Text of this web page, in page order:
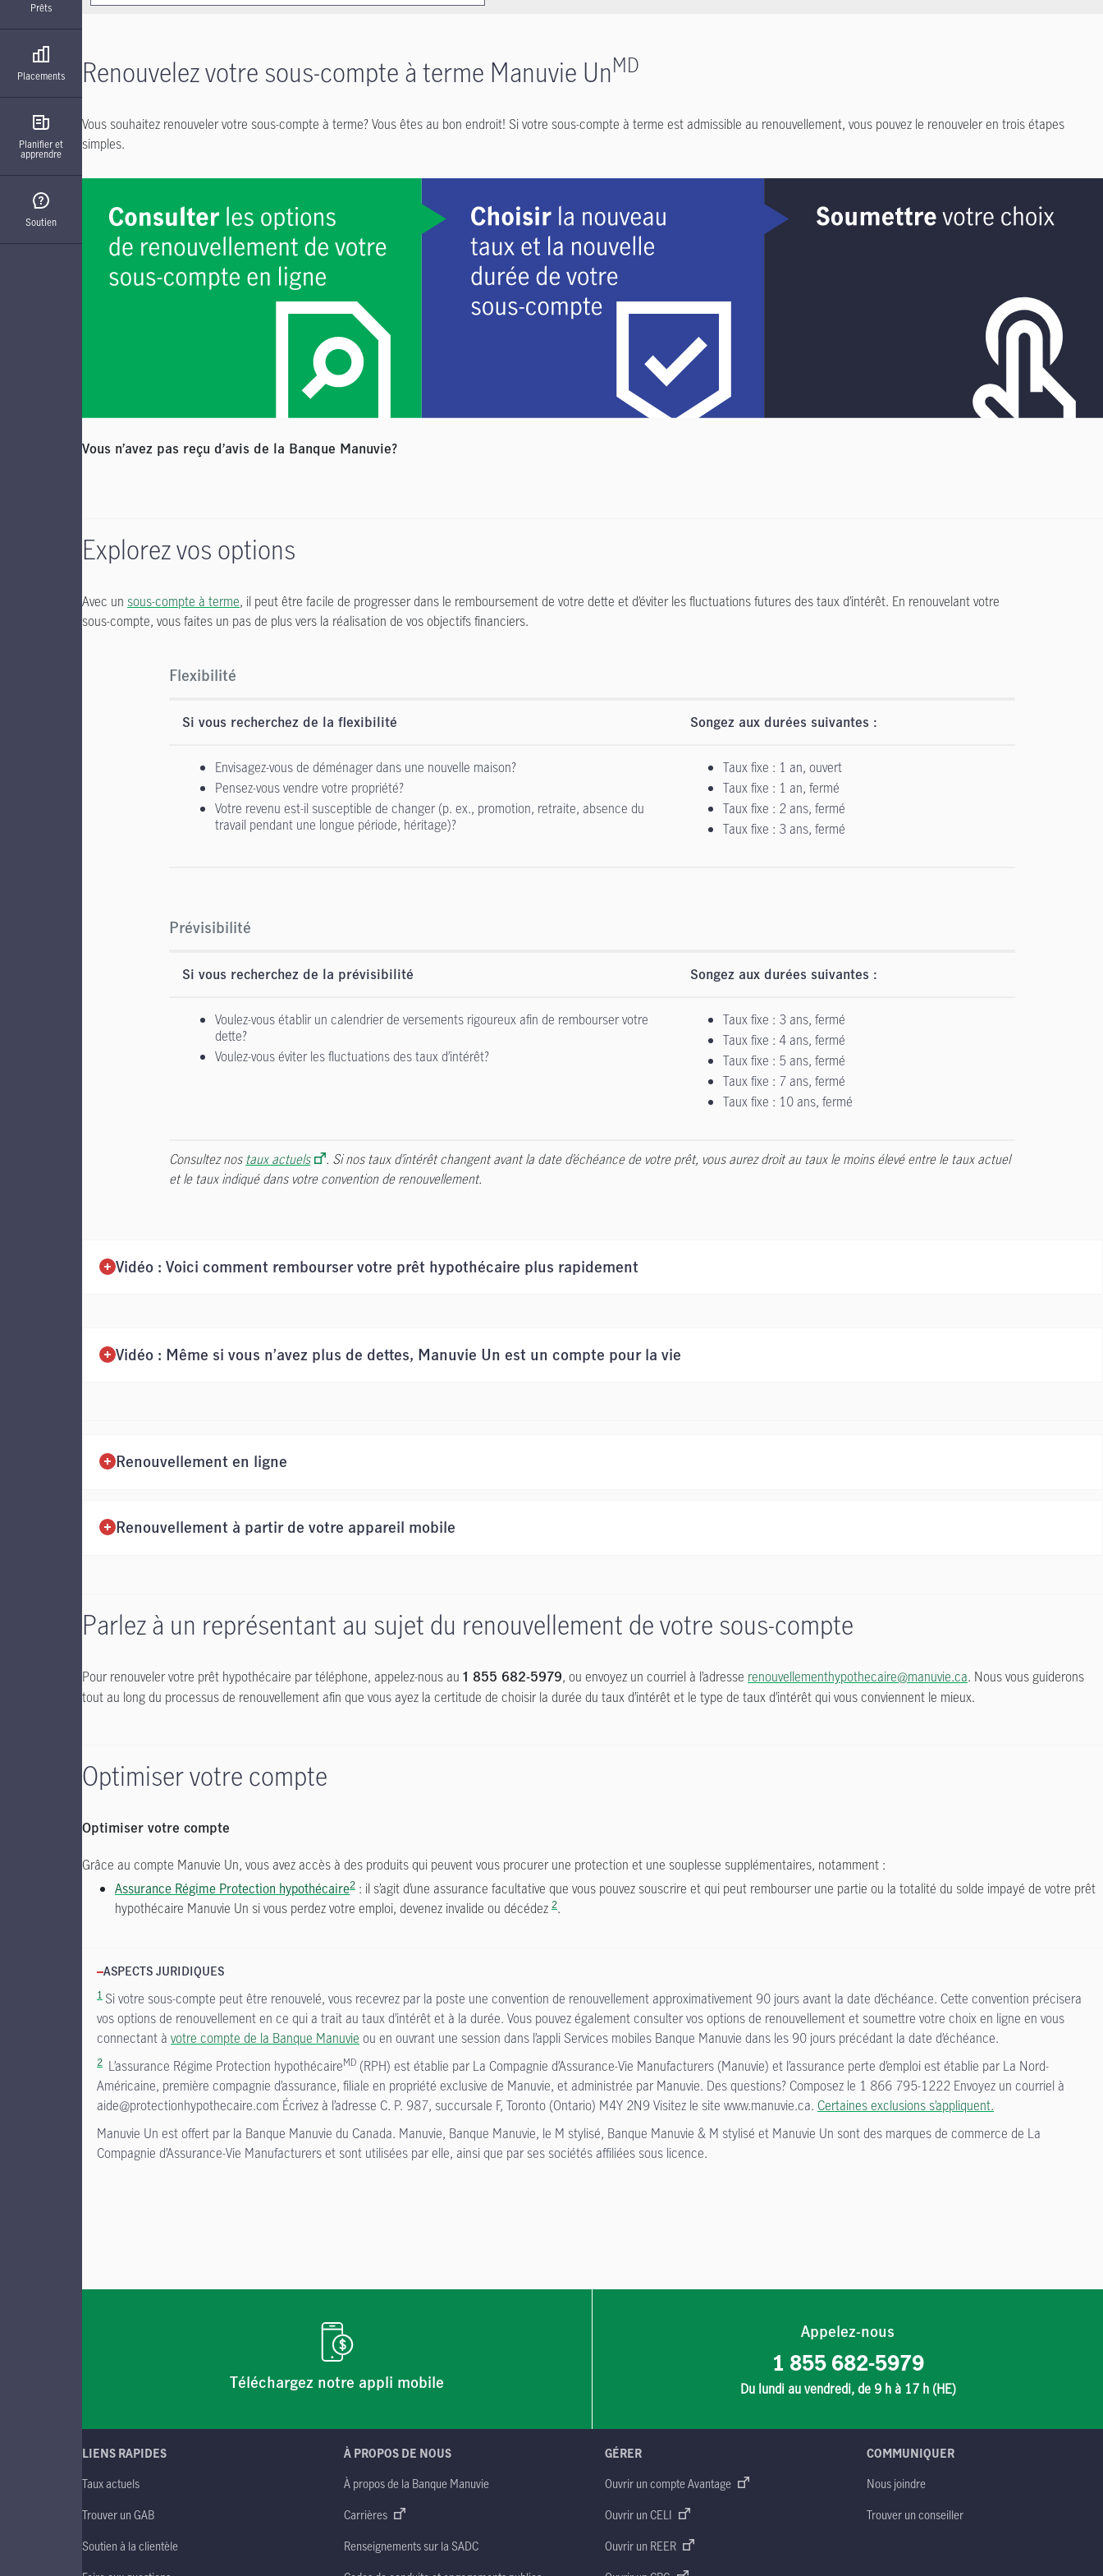
Prêts
Placements
Planifier et
apprendre
Soutien
Renouvelez votre sous-compte à terme Manuvie UnMD
Vous souhaitez renouveler votre sous-compte à terme? Vous êtes au bon endroit! Si votre sous-compte à terme est admissible au renouvellement, vous pouvez le renouveler en trois étapes
simples.
Vous n’avez pas reçu d’avis de la Banque Manuvie?
Explorez vos options
Avec un sous-compte à terme, il peut être facile de progresser dans le remboursement de votre dette et d’éviter les fluctuations futures des taux d’intérêt. En renouvelant votre
sous-compte, vous faites un pas de plus vers la réalisation de vos objectifs financiers.
Flexibilité
Si vous recherchez de la flexibilité Songez aux durées suivantes :
Envisagez-vous de déménager dans une nouvelle maison?
Pensez-vous vendre votre propriété?
Votre revenu est-il susceptible de changer (p. ex., promotion, retraite, absence du
travail pendant une longue période, héritage)?
Taux fixe : 1 an, ouvert
Taux fixe : 1 an, fermé
Taux fixe : 2 ans, fermé
Taux fixe : 3 ans, fermé
Prévisibilité
Si vous recherchez de la prévisibilité Songez aux durées suivantes :
Voulez-vous établir un calendrier de versements rigoureux afin de rembourser votre
dette?
Voulez-vous éviter les fluctuations des taux d’intérêt?
Taux fixe : 3 ans, fermé
Taux fixe : 4 ans, fermé
Taux fixe : 5 ans, fermé
Taux fixe : 7 ans, fermé
Taux fixe : 10 ans, fermé
Consultez nos taux actuels
. Si nos taux d’intérêt changent avant la date d’échéance de votre prêt, vous aurez droit au taux le moins élevé entre le taux actuel
et le taux indiqué dans votre convention de renouvellement.
Vidéo : Voici comment rembourser votre prêt hypothécaire plus rapidement
Vidéo : Même si vous n’avez plus de dettes, Manuvie Un est un compte pour la vie
Renouvellement en ligne
Renouvellement à partir de votre appareil mobile
Parlez à un représentant au sujet du renouvellement de votre sous-compte
Pour renouveler votre prêt hypothécaire par téléphone, appelez-nous au 1 855 682-5979, ou envoyez un courriel à l’adresse renouvellementhypothecaire@manuvie.ca. Nous vous guiderons
tout au long du processus de renouvellement afin que vous ayez la certitude de choisir la durée du taux d’intérêt et le type de taux d’intérêt qui vous conviennent le mieux.
Optimiser votre compte
Optimiser votre compte
Grâce au compte Manuvie Un, vous avez accès à des produitsqui peuvent vous procurer une protection et une souplesse supplémentaires, notamment :
Assurance Régime Protection hypothécaire2 : il s’agit d’une assurance facultative que vous pouvez souscrire et qui peut rembourser une partie ou la totalité du solde impayé de votre prêt
hypothécaire Manuvie Un si vous perdez votre emploi, devenez invalide ou décédez 2.
ASPECTS JURIDIQUES
1 Si votre sous-compte peut être renouvelé, vous recevrez par la poste une convention de renouvellement approximativement 90 jours avant la date d’échéance. Cette convention précisera
vos options de renouvellement en ce qui a trait au taux d’intérêt et à la durée. Vous pouvez également consulter vos options de renouvellement et soumettre votre choix en ligne en vous
connectant à votre compte de la Banque Manuvie ou en ouvrant une session dans l’appli Services mobiles Banque Manuvie dans les 90 jours précédant la date d’échéance.
2 L’assurance Régime Protection hypothécaireMD (RPH) est établie par La Compagnie d’Assurance-Vie Manufacturers (Manuvie) et l’assurance perte d’emploi est établie par La Nord-
Américaine, première compagnie d’assurance, filiale en propriété exclusive de Manuvie, et administrée par Manuvie. Des questions? Composez le 1 866 795-1222 Envoyez un courriel à
aide@protectionhypothecaire.com Écrivez à l’adresse C. P. 987, succursale F, Toronto (Ontario) M4Y 2N9 Visitez le site www.manuvie.ca. Certaines exclusions s’appliquent.
Manuvie Un est offert par la Banque Manuvie du Canada. Manuvie, Banque Manuvie, le M stylisé, Banque Manuvie & M stylisé et Manuvie Un sont des marques de commerce de La
Compagnie d’Assurance-Vie Manufacturers et sont utilisées par elle, ainsi que par ses sociétés affiliées sous licence.
Téléchargez notre appli mobile
Appelez-nous
1 855 682-5979
Du lundi au vendredi, de 9 h à 17 h (HE)
LIENS RAPIDES
Taux actuels
Trouver un GAB
Soutien à la clientèle
À PROPOS DE NOUS
À propos de la Banque Manuvie
Carrières
Renseignements sur la SADC
GÉRER
Ouvrir un compte Avantage
Ouvrir un CELI
Ouvrir un REER
COMMUNIQUER
Nous joindre
Trouver un conseiller